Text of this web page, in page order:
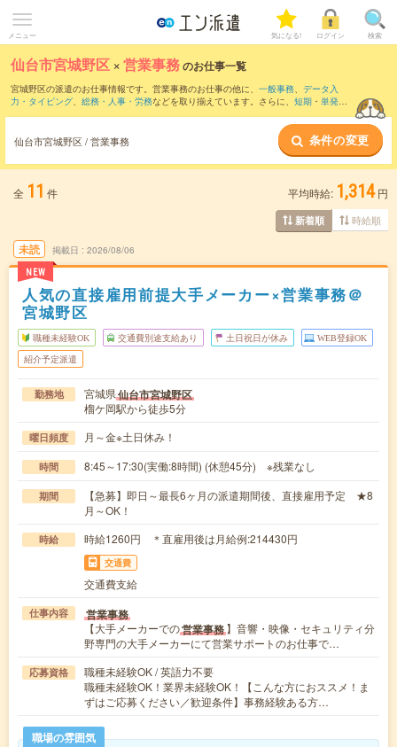
メニュー 気になる! ログイン 検索
仙台市宮城野区 ×営業事務のお仕事一覧
宮城野区の派遣のお仕事情報です。営業事務のお仕事の他に、 一般事務、 データ入
力・タイピング、 総務・人事・労務などを取り揃えています。さらに、 短期 ・ 単発な
仙台市宮城野区 / 営業事務 条件の変更
全 11 件 平均時給: 1,314 円
新着順 時給順
未読
NEW
掲載日 2026/08/06
人気の直接雇用前提大手メーカー×営業事務＠
宮城野区
職種未経験OK 交通費別途支給あり 土日祝日が休み WEB登録OK
紹介予定派遣
勤務地 宮城県仙台市宮城野区
榴ケ岡駅から徒歩5分
曜日頻度 月～金※土日休み！
時間 8:45～17:30(実働:8時間) (休憩45分) ※残業なし
期間
【急募】即日～最長6ヶ月の派遣期間後、直接雇用予定 ★8
月～OK！
時給 時給1260円 ＊直雇用後は月給例:214430円
交通費
交通費支給
仕事内容 営業事務
【大手メーカーでの営業事務】音響・映像・セキュリティ分
野専門の大手メーカーにて営業サポートのお仕事で…
応募資格
職種未経験OK / 英語力不要
職種未経験OK！業界未経験OK！【こんな方におススメ！ま
ずはご応募ください／歓迎条件】事務経験ある方…
職場の雰囲気